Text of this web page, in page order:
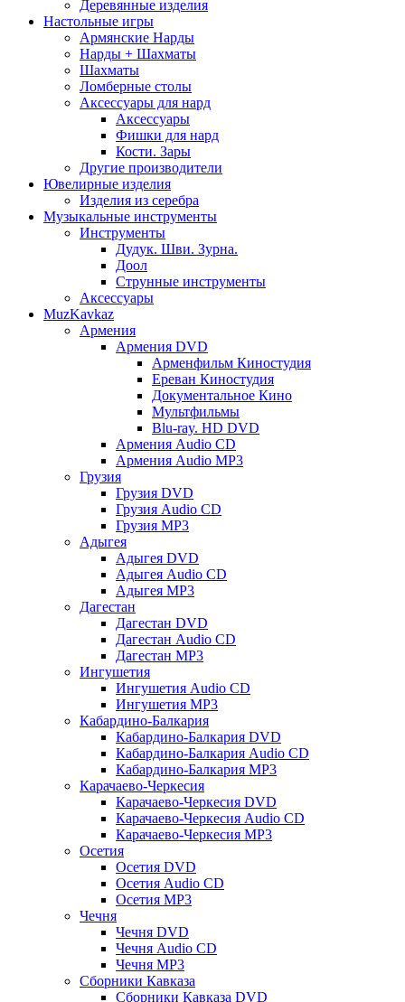
Деревянные изделия
Настольные игры
Армянские Нарды
Нарды + Шахматы
Шахматы
Ломберные столы
Аксессуары для нард
Аксессуары
Фишки для нард
Кости. Зары
Другие производители
Ювелирные изделия
Изделия из серебра
Музыкальные инструменты
Инструменты
Дудук. Шви. Зурна.
Доол
Струнные инструменты
Аксессуары
MuzKavkaz
Армения
Армения DVD
Арменфильм Киностудия
Ереван Киностудия
Документальное Кино
Мультфильмы
Blu-ray. HD DVD
Армения Audio CD
Армения Audio MP3
Грузия
Грузия DVD
Грузия Audio CD
Грузия MP3
Адыгея
Адыгея DVD
Адыгея Audio CD
Адыгея MP3
Дагестан
Дагестан DVD
Дагестан Audio CD
Дагестан MP3
Ингушетия
Ингушетия Audio CD
Ингушетия MP3
Кабардино-Балкария
Кабардино-Балкария DVD
Кабардино-Балкария Audio CD
Кабардино-Балкария MP3
Карачаево-Черкесия
Карачаево-Черкесия DVD
Карачаево-Черкесия Audio CD
Карачаево-Черкесия MP3
Осетия
Осетия DVD
Осетия Audio CD
Осетия MP3
Чечня
Чечня DVD
Чечня Audio CD
Чечня MP3
Сборники Кавказа
Сборники Кавказа DVD